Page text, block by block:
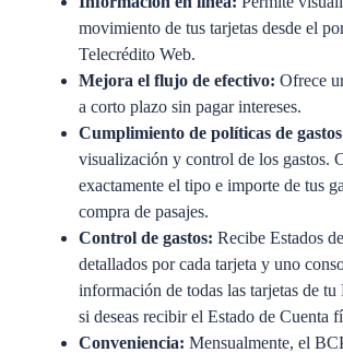
movimiento de tus tarjetas desde el
Telecrédito Web.
Mejora el flujo de efectivo: Ofrece
a corto plazo sin pagar intereses.
Cumplimiento de políticas de
visualización y control de los gastos.
exactamente el tipo e importe de tus
compra de pasajes.
Control de gastos: Recibe Estados
detallados por cada tarjeta y uno
información de todas las tarjetas de tu
si deseas recibir el Estado de Cuenta
Conveniencia: Mensualmente, el